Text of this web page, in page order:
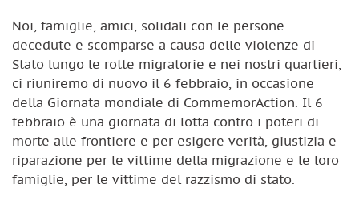
Noi, famiglie, amici, solidali con le persone
decedute e scomparse a causa delle violenze di
Stato lungo le rotte migratorie e nei nostri quartieri,
ci riuniremo di nuovo il 6 febbraio, in occasione
della Giornata mondiale di CommemorAction. Il 6
febbraio è una giornata di lotta contro i poteri di
morte alle frontiere e per esigere verità, giustizia e
riparazione per le vittime della migrazione e le loro
famiglie, per le vittime del razzismo di stato.